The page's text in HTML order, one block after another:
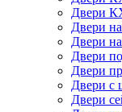
Двери
Двери
Двери
Двери
Двери
Двери с
Двери